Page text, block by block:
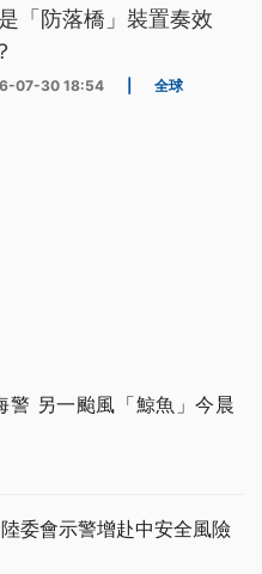
「防落橋」裝置奏效
07-30 18:54 全球
警 另一颱風「鯨魚」今晨
委會示警增赴中安全風險